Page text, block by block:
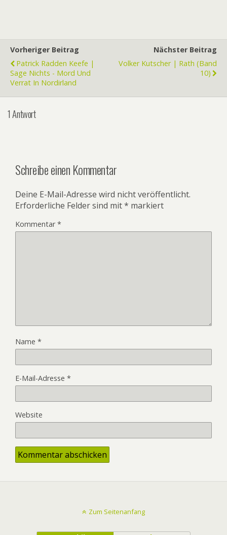
Vorheriger Beitrag
Patrick Radden Keefe |
Sage Nichts - Mord Und
Verrat In Nordirland
Nächster Beitrag
Volker Kutscher | Rath (Band
10)
1 Antwort
Schreibe einen Kommentar
Deine E-Mail-Adresse wird nicht veröffentlicht.
Erforderliche Felder sind mit* markiert
Kommentar*
Name *
E-Mail-Adresse *
Website
Zum Seitenanfang